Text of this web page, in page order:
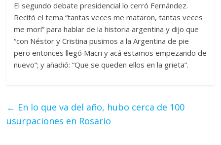
El segundo debate presidencial lo cerró Fernández.
Recitó el tema “tantas veces me mataron, tantas veces
me morí” para hablar de la historia argentina y dijo que
“con Néstor y Cristina pusimos a la Argentina de pie
pero entonces llegó Macri y acá estamos empezando de
nuevo”; y añadió: “Que se queden ellos en la grieta”.
← En lo que va del año, hubo cerca de 100
usurpaciones en Rosario